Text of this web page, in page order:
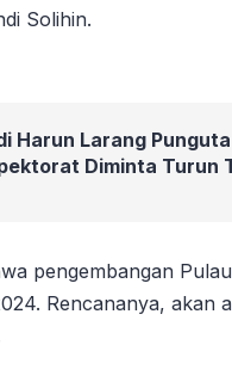
Solihin.
Harun Larang
Diminta Turun
pengembangan
Rencananya, akan